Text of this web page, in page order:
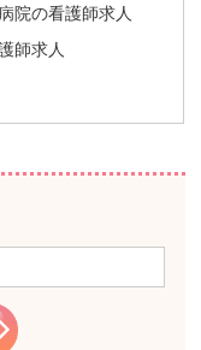
院の看護師求人
師求人